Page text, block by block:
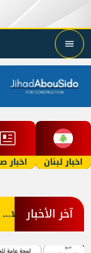
اخبار لبنان اخبار
آخر الأخبار